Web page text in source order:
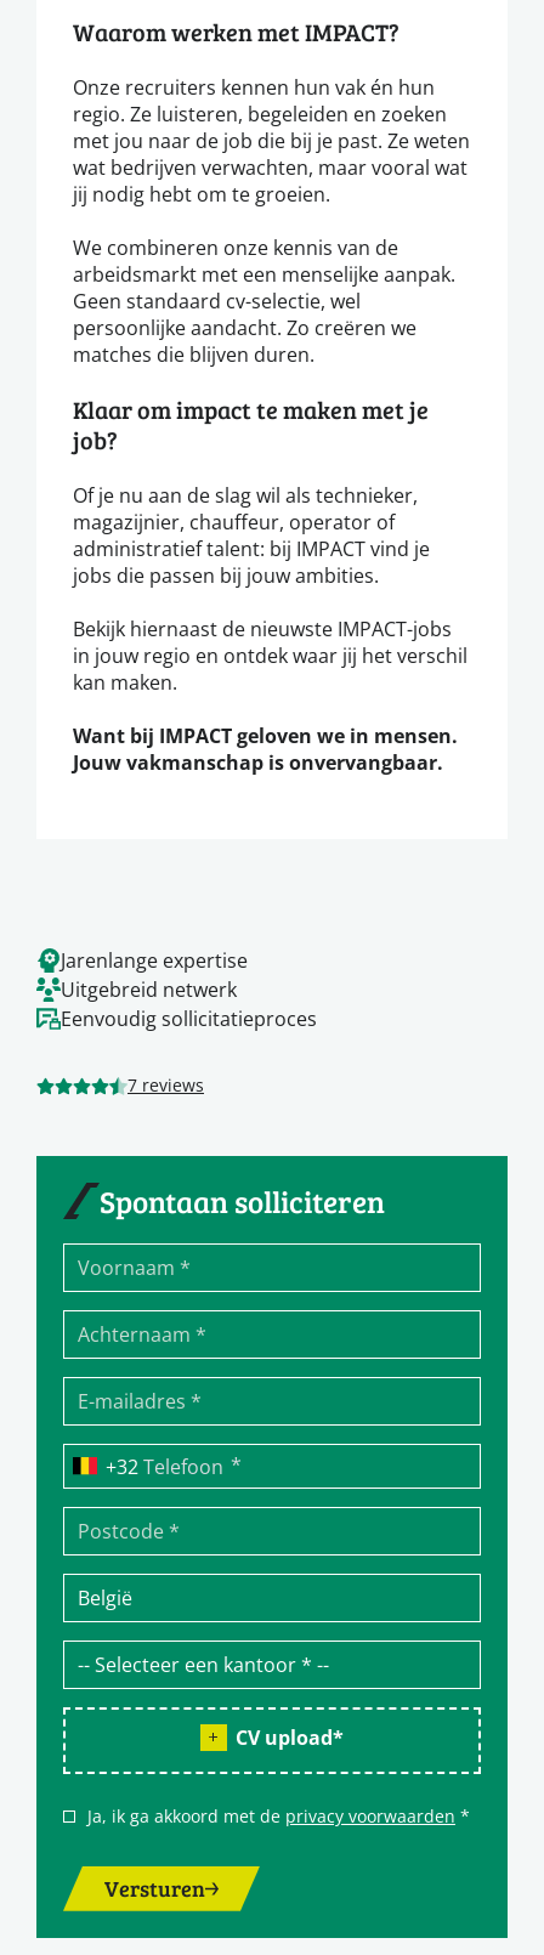
Waarom werken met IMPACT?
Onze recruiters kennen hun vak én hun
regio. Ze luisteren, begeleiden en zoeken
met jou naar de job die bij je past. Ze weten
wat bedrijven verwachten, maar vooral wat
jij nodig hebt om te groeien.
We combineren onze kennis van de
arbeidsmarkt met een menselijke aanpak.
Geen standaard cv-selectie, wel
persoonlijke aandacht. Zo creëren we
matches die blijven duren.
Klaar om impact te maken met je
job?
Of je nu aan de slag wil als technieker,
magazijnier, chauffeur, operator of
administratief talent: bij IMPACT vind je
jobs die passen bij jouw ambities.
Bekijk hiernaast de nieuwste IMPACT-jobs
in jouw regio en ontdek waar jij het verschil
kan maken.
Want bij IMPACT geloven we in mensen.
Jouw vakmanschap is onvervangbaar.
Spontaan solliciteren
Telefoon *
CV upload*
Ja, ik ga akkoord met de privacy voorwaarden *
Versturen
Jarenlange expertise
Uitgebreid netwerk
Eenvoudig sollicitatieproces
7 reviews